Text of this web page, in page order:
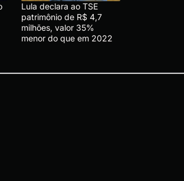
Lula declara ao TSE
patrimônio de R$ 4,7
milhões, valor 35%
menor do que em 2022